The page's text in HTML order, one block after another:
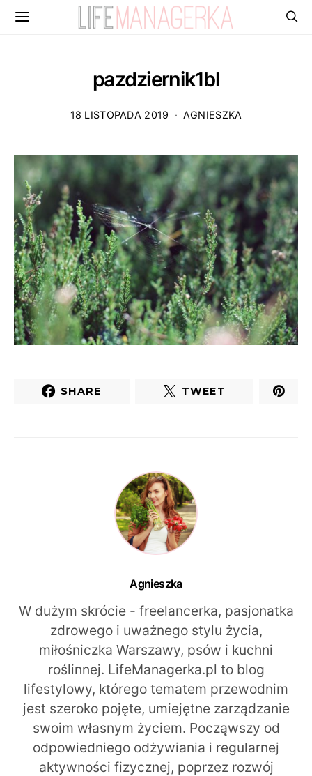
pazdziernik1bl
18 LISTOPADA 2019 AGNIESZKA
SHARE TWEET
Agnieszka
W dużym skrócie - freelancerka, pasjonatka
zdrowego i uważnego stylu życia,
miłośniczka Warszawy, psów i kuchni
roślinnej. LifeManagerka.pl to blog
lifestylowy, którego tematem przewodnim
jest szeroko pojęte, umiejętne zarządzanie
swoim własnym życiem. Począwszy od
odpowiedniego odżywiania i regularnej
aktywności fizycznej, poprzez rozwój